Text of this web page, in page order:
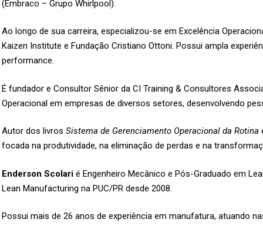
(Embraco – Grupo Whirlpool).
Ao longo de sua carreira, especializou-se em Excelência
Kaizen Institute e Fundação Cristiano Ottoni. Possui ampla
performance.
É fundador e Consultor Sênior da CI Training & Consultores
Operacional em empresas de diversos setores, desenvolvendo
Autor dos livros Sistema de Gerenciamento Operacional da Rotina
focada na produtividade, na eliminação de perdas e na
Enderson Scolarié Engenheiro Mecânico e Pós-Graduado em
Lean Manufacturing na PUC/PR desde 2008.
Possui mais de 26 anos de experiência em manufatura, atuando